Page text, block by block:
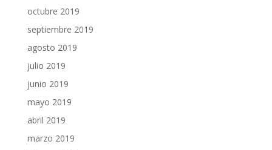
octubre 2019
septiembre 2019
agosto 2019
julio 2019
junio 2019
mayo 2019
abril 2019
marzo 2019